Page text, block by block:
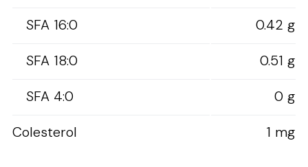
SFA 16:0
0.42 g
SFA 18:0
0.51 g
SFA 4:0
0 g
Colesterol
1 mg